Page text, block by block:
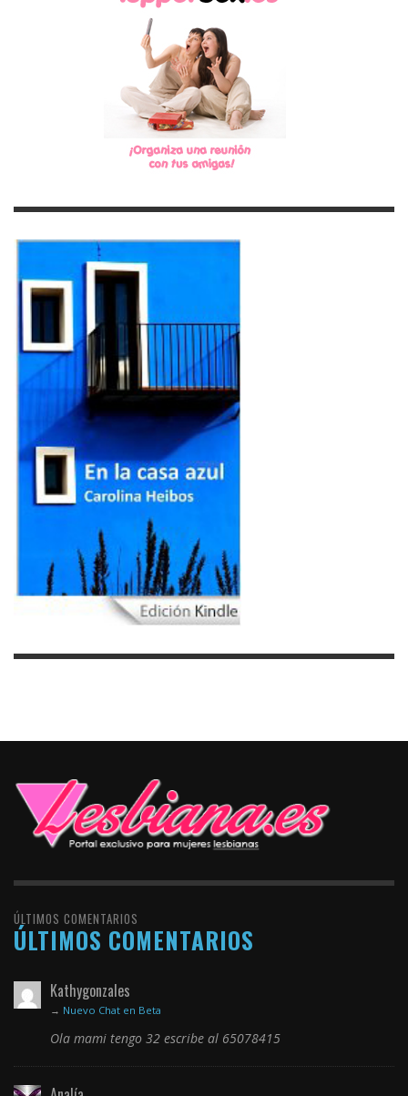
ÚLTIMOS COMENTARIOS
ÚLTIMOS COMENTARIOS
Kathygonzales
→ Nuevo Chat en Beta
Ola mami tengo 32 escribe al 65078415